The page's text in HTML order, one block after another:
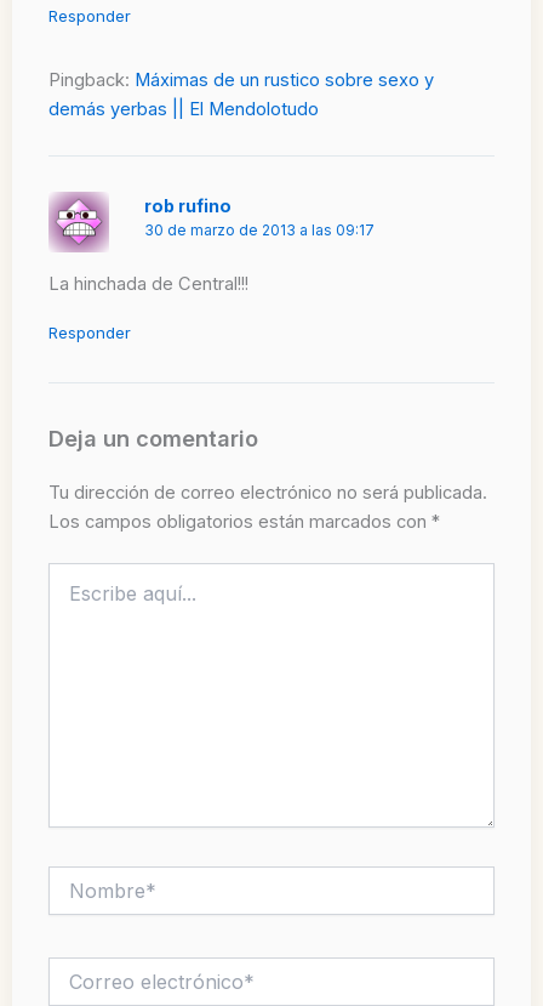
Responder
Pingback: Máximas de un rustico sobre sexo y
demás yerbas || El Mendolotudo
rob rufino
30 de marzo de 2013 a las 09:17
La hinchada de Central!!!
Responder
Deja un comentario
Tu dirección de correo electrónico no será publicada.
Los campos obligatorios están marcados con *
aquí...
electrónico*